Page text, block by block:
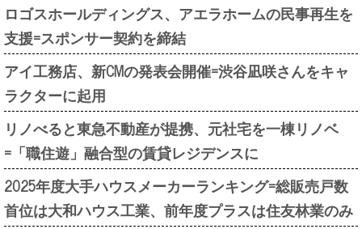
ロゴスホールディングス、アエラホームの民事再生を
支援=スポンサー契約を締結
アイ工務店、新CMの発表会開催=渋谷凪咲さんをキャ
ラクターに起用
リノべると東急不動産が提携、元社宅を一棟リノベ
=「職住遊」融合型の賃貸レジデンスに
2025年度大手ハウスメーカーランキング=総販売戸数
首位は大和ハウス工業、前年度プラスは住友林業のみ